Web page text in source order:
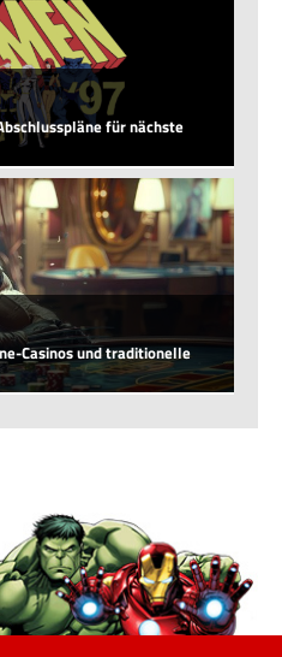
für nächste
Casinos und traditionelle